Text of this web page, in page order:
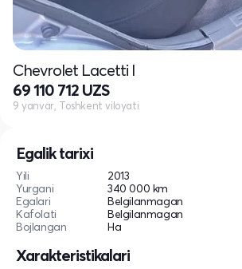
Egalik tarixi
Yili
2013
Yurgani
340 000 km
Egalari
Belgilanmagan
Kafolati
Belgilanmagan
Bojlangan
Ha
Xarakteristikalari
Chevrolet Lacetti I
69 110 712 UZS
9 yanvar, Toshkent viloyati